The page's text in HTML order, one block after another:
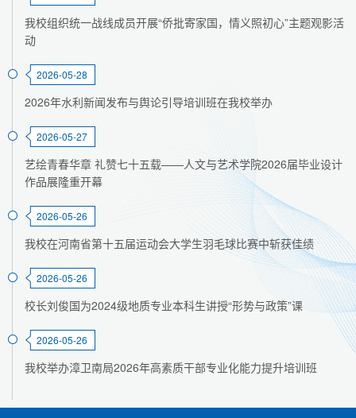
我校组织统一战线成员开展“侨批寄家国，情义照初心”主题观影活
动
2026-05-28
2026年水利新闻发布与舆论引导培训班在我校举办
2026-05-27
艺绘青春华章 礼赞七十五载——人文与艺术学院2026届毕业设计
作品展隆重开幕
2026-05-26
我校在河南省第十五届运动会大学生羽毛球比赛中斩获佳绩
2026-05-26
校长刘俊国为2024级地质专业本科生讲授“形势与政策”课
2026-05-26
我校举办漳卫南局2026年高素质干部专业化能力提升培训班